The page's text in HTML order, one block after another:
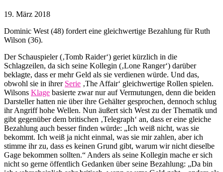
19. März 2018
Dominic West (48) fordert eine gleichwertige Bezahlung für Ruth
Wilson (36).
Der Schauspieler (‚Tomb Raider‘) geriet kürzlich in die
Schlagzeilen, da sich seine Kollegin (‚Lone Ranger‘) darüber
beklagte, dass er mehr Geld als sie verdienen würde. Und das,
obwohl sie in ihrer Serie ‚The Affair‘ gleichwertige Rollen spielen.
Wilsons Klage basierte zwar nur auf Vermutungen, denn die beiden
Darsteller hatten nie über ihre Gehälter gesprochen, dennoch schlug
ihr Angriff hohe Wellen. Nun äußert sich West zu der Thematik und
gibt gegenüber dem britischen ‚Telegraph‘ an, dass er eine gleiche
Bezahlung auch besser finden würde: „Ich weiß nicht, was sie
bekommt. Ich weiß ja nicht einmal, was sie mir zahlen, aber ich
stimme ihr zu, dass es keinen Grund gibt, warum wir nicht dieselbe
Gage bekommen sollten.“ Anders als seine Kollegin mache er sich
nicht so gerne öffentlich Gedanken über seine Bezahlung: „Da bin